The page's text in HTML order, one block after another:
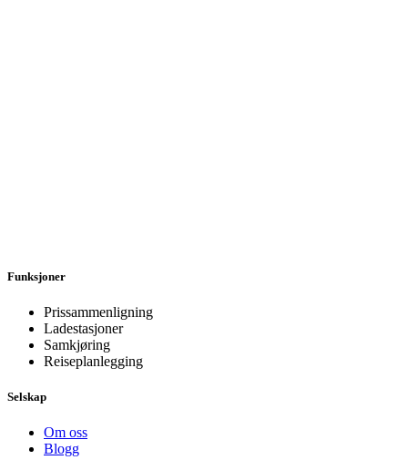
Funksjoner
Prissammenligning
Ladestasjoner
Samkjøring
Reiseplanlegging
Selskap
Om oss
Blogg